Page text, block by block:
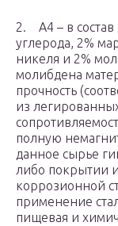
2. А4 – в состав
углерода, 2%
никеля и 2%
молибдена
прочность
из
полную
данное сырье
либо покрытии
коррозионной
применение
пищевая и